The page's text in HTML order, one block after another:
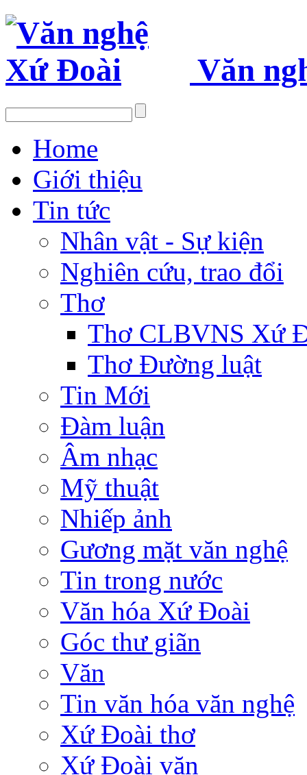
Văn
Home
Giới thiệu
Tin tức
Nhân vật - Sự kiện
Nghiên cứu, trao đổi
Thơ
Thơ CLBVNS Xứ
Thơ Đường luật
Tin Mới
Đàm luận
Âm nhạc
Mỹ thuật
Nhiếp ảnh
Gương mặt văn nghệ
Tin trong nước
Văn hóa Xứ Đoài
Góc thư giãn
Văn
Tin văn hóa văn nghệ
Xứ Đoài thơ
Xứ Đoài văn